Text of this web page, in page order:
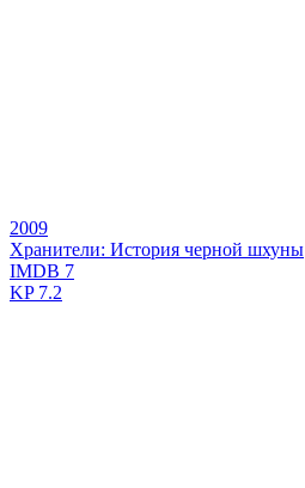
2009
Хранители: История черной шхуны
IMDB 7
KP7.2